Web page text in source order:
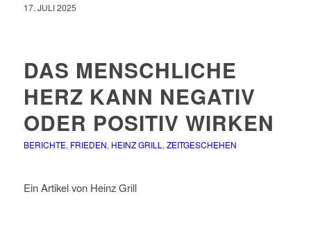
17. JULI 2025
DAS MENSCHLICHE
HERZ KANN NEGATIV
ODER POSITIV WIRKEN
BERICHTE, FRIEDEN, HEINZ GRILL , ZEITGESCHEHEN
Ein Artikel von Heinz Grill